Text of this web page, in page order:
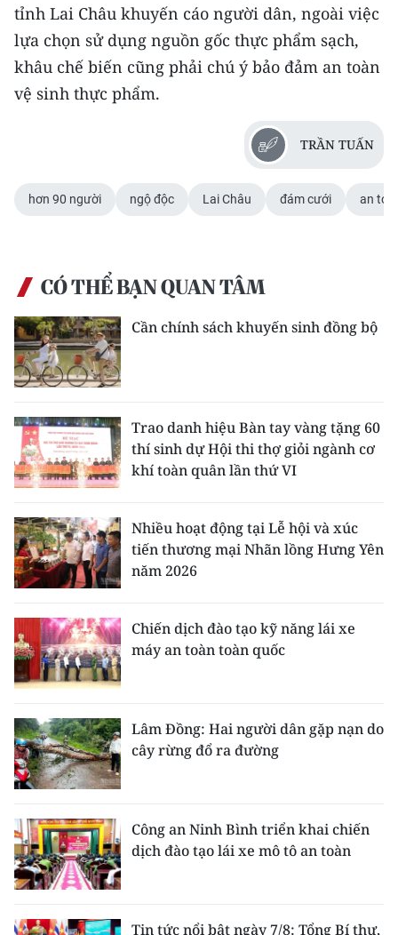
Đông Nam Bộ
Đồng bằng sông Cửu Long
Chuyên trang Hà Nội
VỀ BÁO NHÂN DÂN
THỜI NAY
NHÂN DÂN CUỐI TUẦN
MUA BÁO
ĐỌC BÁO IN
ENGLISH
中文
FRANÇAIS
РУССКИЙ
ESPAÑOL
한국어
tỉnh Lai Châu khuyến cáo người dân, ngoài việc
lựa chọn sử dụng nguồn gốc thực phẩm sạch,
khâu chế biến cũng phải chú ý bảo đảm an toàn
vệ sinh thực phẩm.
TRẦN TUẤN
hơn 90 người ngộ độc Lai Châu đám cưới an
CÓ THỂ BẠN QUAN TÂM
Cần chính sách khuyến sinh đồng bộ
Trao danh hiệu Bàn tay vàng tặng 60
thí sinh dự Hội thi thợ giỏi ngành cơ
khí toàn quân lần thứ VI
Nhiều hoạt động tại Lễ hội và xúc
tiến thương mại Nhãn lồng Hưng Yên
năm 2026
Chiến dịch đào tạo kỹ năng lái xe
máy an toàn toàn quốc
Lâm Đồng: Hai người dân gặp nạn do
cây rừng đổ ra đường
Công an Ninh Bình triển khai chiến
dịch đào tạo lái xe mô tô an toàn
Tin tức nổi bật ngày 7/8: Tổng Bí thư,